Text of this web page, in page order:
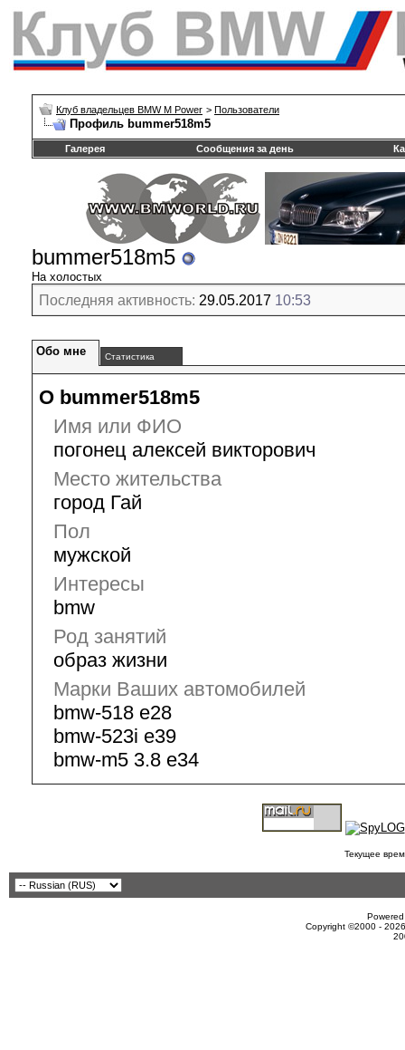
Клуб владельцев BMW M Power > Пользователи
Профиль bummer518m5
Галерея Сообщения за день
bummer518m5
На холостых
Последняя активность: 29.05.2017 10:53
Обо мне Статистика
О bummer518m5
Имя или ФИО
погонец алексей викторович
Место жительства
город Гай
Пол
мужской
Интересы
bmw
Род занятий
образ жизни
Марки Ваших автомобилей
bmw-518 e28
bmw-523i e39
bmw-m5 3.8 e34
Текущее
Copyright ©2000 -